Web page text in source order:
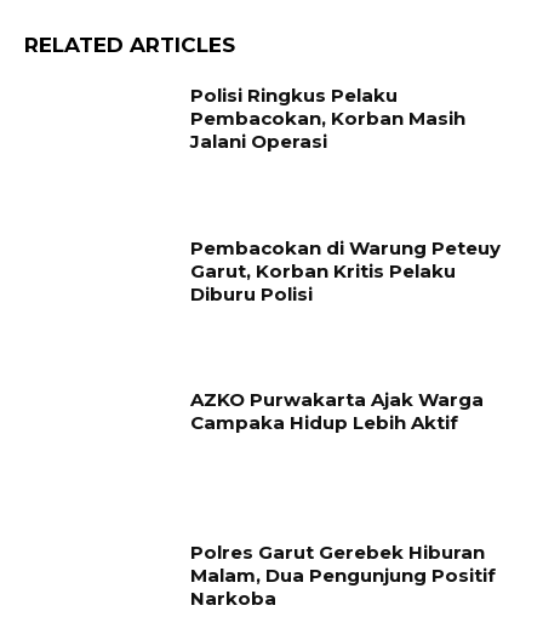
RELATED ARTICLES
Polisi Ringkus Pelaku
Pembacokan, Korban Masih
Jalani Operasi
Pembacokan di Warung Peteuy
Garut, Korban Kritis Pelaku
Diburu Polisi
AZKO Purwakarta Ajak Warga
Campaka Hidup Lebih Aktif
Polres Garut Gerebek Hiburan
Malam, Dua Pengunjung Positif
Narkoba